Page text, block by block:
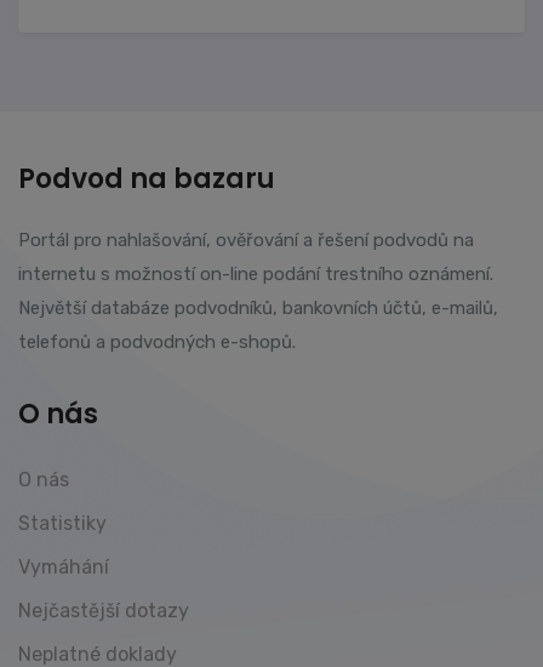
Podvod na bazaru
Portál pro nahlašování, ověřování a řešení podvodů na
internetu s možností on-line podání trestního oznámení.
Největší databáze podvodníků, bankovních účtů, e-mailů,
telefonů a podvodných e-shopů.
O nás
O nás
Statistiky
Vymáhání
Nejčastější dotazy
Neplatné doklady